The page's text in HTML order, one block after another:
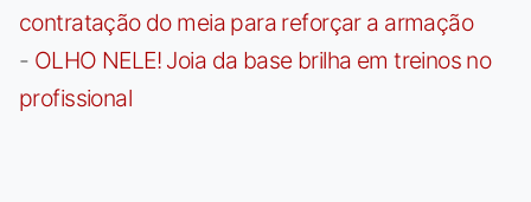
contratação do meia para reforçar a armação
- OLHO NELE! Joia da base brilha em treinos no
profissional